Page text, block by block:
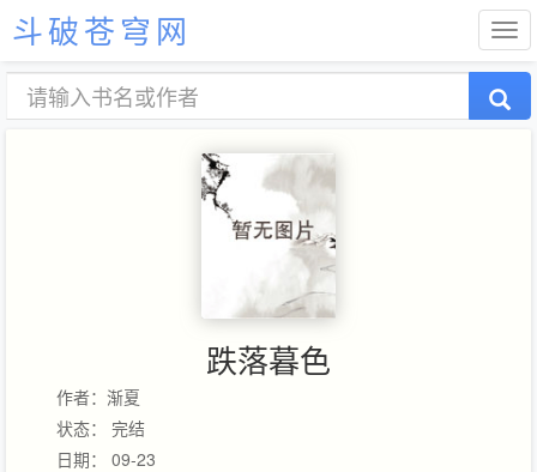
斗破苍穹网
跌落暮色
作者：渐夏
状态： 完结
日期： 09-23